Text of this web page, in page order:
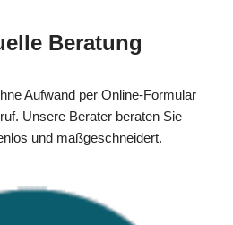
Beratung
Aufwand per Online-Formular
Unsere Berater beraten Sie
und maßgeschneidert.